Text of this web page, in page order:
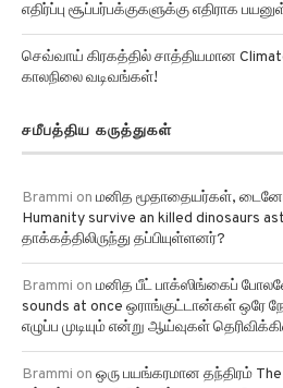
செவ்வாய் கிரகத்தில் சாத்தியமான
காலநிலை வடிவங்கள்!
Humanity survive an killed dinosaurs
தாக்கத்திலிருந்து தப்பியுள்ளனர்?
Brammionமனித பீட் பாக்ஸிங்கைப்
sounds at once ஒராங்குட்டான்கள் ஒரே
எழுப்ப முடியும் என்று ஆய்வுகள்
Brammionஒரு பயங்கரமான தந்திரம்
ஈக்கள் உறைபனியில் உயிர்வாழ உதவுகிறது.